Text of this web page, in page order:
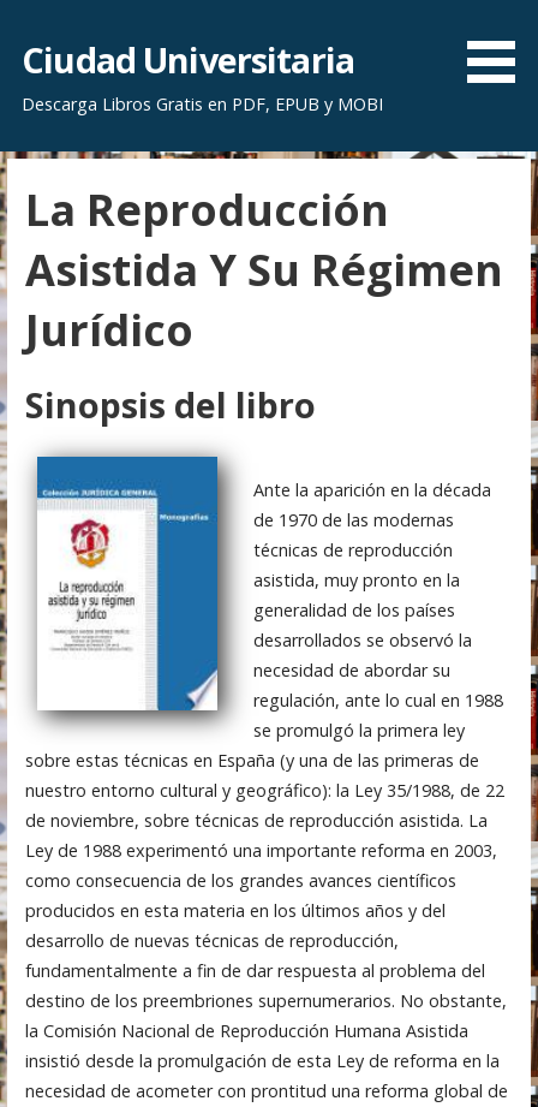
r
a
l
c
o
n
e
n
i
d
o
Ciudad Universitaria
Descarga Libros Gratis en PDF, EPUB y MOBI
La Reproducción
Asistida Y Su Régimen
Jurídico
Sinopsis del libro
Ante la aparición en la década
de 1970 de las modernas
técnicas de reproducción
asistida, muy pronto en la
generalidad de los países
desarrollados se observó la
necesidad de abordar su
regulación, ante lo cual en 1988
se promulgó la primera ley
sobre estas técnicas en España (y una de las primeras de
nuestro entorno cultural y geográfico): la Ley 35/1988, de 22
de noviembre, sobre técnicas de reproducción asistida. La
Ley de 1988 experimentó una importante reforma en 2003,
como consecuencia de los grandes avances científicos
producidos en esta materia en los últimos años y del
desarrollo de nuevas técnicas de reproducción,
fundamentalmente a fin de dar respuesta al problema del
destino de los preembriones supernumerarios. No obstante,
la Comisión Nacional de Reproducción Humana Asistida
insistió desde la promulgación de esta Ley de reforma en la
necesidad de acometer con prontitud una reforma global de